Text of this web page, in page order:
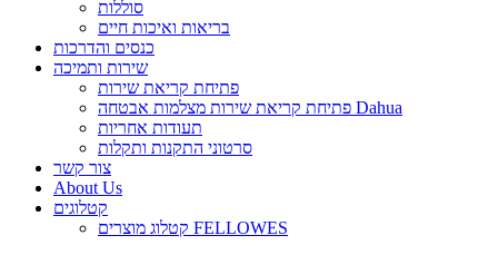
סוללות
בריאות ואיכות חיים
כנסים והדרכות
שירות ותמיכה
פתיחת קריאת שירות
פתיחת קריאת שירות מצלמות אבטחה Dahua
תעודות אחריות
סרטוני התקנות ותקלות
צור קשר
About Us
קטלוגים
קטלוג מוצרים FELLOWES